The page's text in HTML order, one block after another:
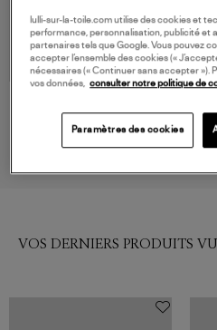
Ballerines Tulle Nero
VOS DERNIERS PRODUITS
lulli-sur-la-toile.com utilise des cookies et
performance, personnalisation, publicité et
partenaires tels que Google. Vous pouvez
accepter l’ensemble des cookies («
nécessaires (« Continuer sans accepter »).
vos données, consulter notre politique de
Paramètres des cookies